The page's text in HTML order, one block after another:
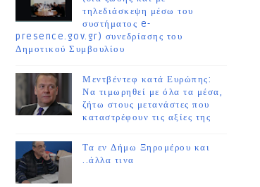
τηλεδιάσκεψη μέσω του
συστήματος e-
presence.gov.gr) συνεδρίασης του
Δημοτικού Συμβουλίου
Μεντβέντεφ κατά Ευρώπης:
Να τιμωρηθεί με όλα τα μέσα,
ζήτω στους μετανάστες που
καταστρέφουν τις αξίες της
Τα εν Δήμω Ξηρομέρου και
..άλλα τινα